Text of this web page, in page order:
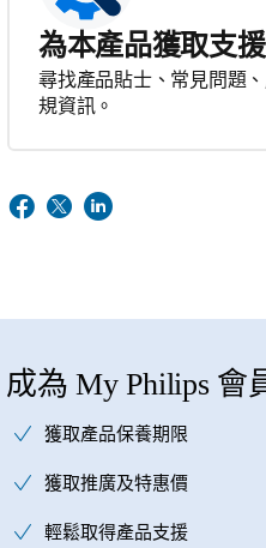
為本產品獲取支援
尋找產品貼士、常見問題
規資訊。
成為 My Philips 會
獲取產品保養期限
獲取推廣及特惠價
輕鬆取得產品支援